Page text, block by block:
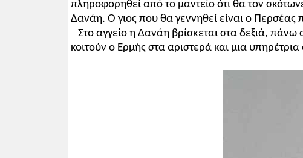
πληροφορηθεί από το μαντείο ότι θα τον
Δανάη. Ο γιος που θα γεννηθεί είναι ο Περσέας
Στο αγγείο η Δανάη βρίσκεται στα δεξιά, πάνω
κοιτούν ο Ερμής στα αριστερά και μια υπηρέτρια